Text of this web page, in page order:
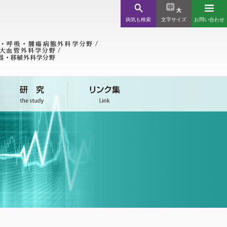
病気も検索 文字サイズ お問い合わせ
消化管外科学分野
消化管外科
消化管外科
科
ク集
機関様
近郊 / 北海道・全国
関係